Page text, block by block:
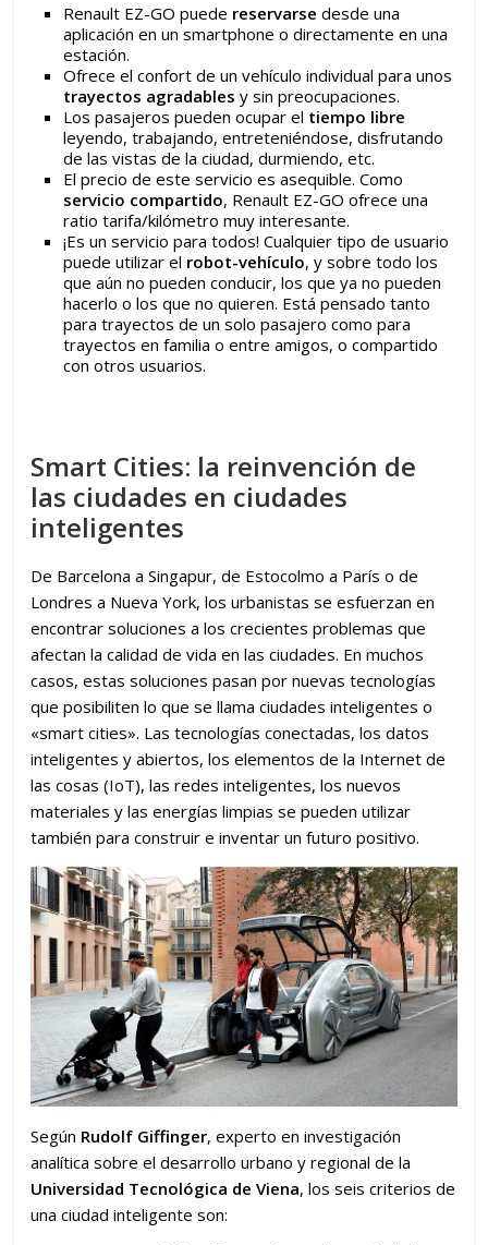
Renault EZ-GO puede reservarse desde una
aplicación en un smartphone o directamente en una
estación.
Ofrece el confort de un vehículo individual para unos
trayectos agradables y sin preocupaciones.
Los pasajeros pueden ocupar el tiempo libre
leyendo, trabajando, entreteniéndose, disfrutando
de las vistas de la ciudad, durmiendo, etc.
El precio de este servicio es asequible. Como
servicio compartido, Renault EZ-GO ofrece una
ratio tarifa/kilómetro muy interesante.
¡Es un servicio para todos! Cualquier tipo de usuario
puede utilizar el robot-vehículo, y sobre todo los
que aún no pueden conducir, los que ya no pueden
hacerlo o los que no quieren. Está pensado tanto
para trayectos de un solo pasajero como para
trayectos en familia o entre amigos, o compartido
con otros usuarios.
Smart Cities: la reinvención de
las ciudades en ciudades
inteligentes
De Barcelona a Singapur, de Estocolmo a París o de
Londres a Nueva York, los urbanistas se esfuerzan en
encontrar soluciones a los crecientes problemas que
afectan la calidad de vida en las ciudades. En muchos
casos, estas soluciones pasan por nuevas tecnologías
que posibiliten lo que se llama ciudades inteligentes o
«smart cities». Las tecnologías conectadas, los datos
inteligentes y abiertos, los elementos de la Internet de
las cosas (IoT), las redes inteligentes, los nuevos
materiales y las energías limpias se pueden utilizar
también para construir e inventar un futuro positivo.
Según Rudolf Giffinger, experto en investigación
analítica sobre el desarrollo urbano y regional de la
Universidad Tecnológica de Viena, los seis criterios de
una ciudad inteligente son: